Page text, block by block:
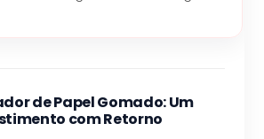
de Papel Gomado: Um
com Retorno